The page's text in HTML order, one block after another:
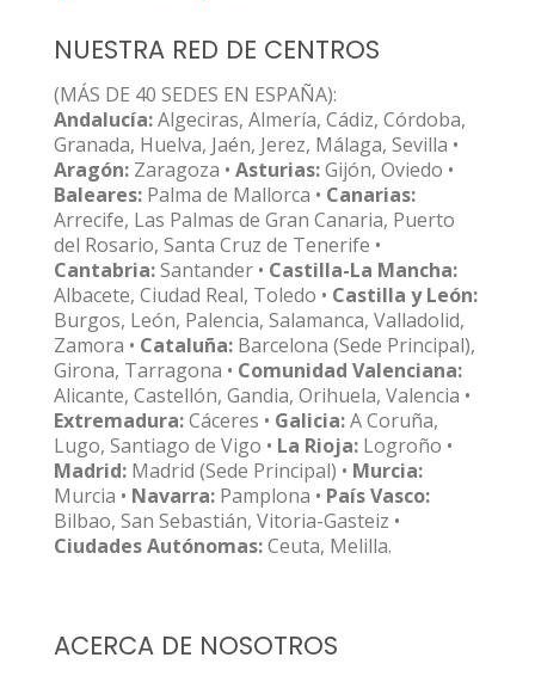
NUESTRA RED DE CENTROS
(MÁS DE 40 SEDES EN ESPAÑA):
Andalucía:Algeciras, Almería, Cádiz, Córdoba,
Granada, Huelva, Jaén, Jerez, Málaga, Sevilla •
Aragón: Zaragoza • Asturias:Gijón, Oviedo •
Baleares: Palma de Mallorca • Canarias:
Arrecife, Las Palmas de Gran Canaria, Puerto
del Rosario, Santa Cruz de Tenerife •
Cantabria:Santander • Castilla-La Mancha:
Albacete, Ciudad Real, Toledo • Castilla y León:
Burgos, León, Palencia, Salamanca, Valladolid,
Zamora • Cataluña: Barcelona (Sede Principal),
Girona, Tarragona • Comunidad Valenciana:
Alicante, Castellón, Gandia, Orihuela, Valencia •
Extremadura:Cáceres • Galicia:A Coruña,
Lugo, Santiago de Vigo • La Rioja: Logroño •
Madrid: Madrid (Sede Principal) • Murcia:
Murcia • Navarra: Pamplona • País Vasco:
Bilbao, San Sebastián, Vitoria-Gasteiz •
Ciudades Autónomas:Ceuta, Melilla.
ACERCA DE NOSOTROS